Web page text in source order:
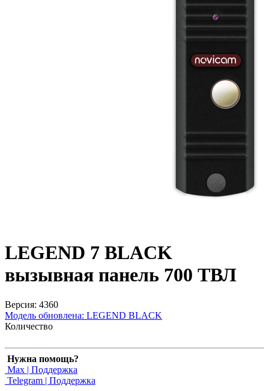
LEGEND 7 BLACK
вызывная панель 700 ТВЛ
Версия: 4360
Модель обновлена: LEGEND BLACK
Количество
Нужна помощь?
Max | Поддержка
Telegram | Поддержка